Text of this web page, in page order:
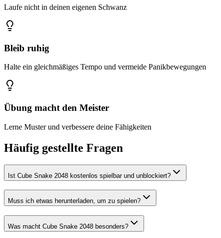
Laufe nicht in deinen eigenen Schwanz
Bleib ruhig
Halte ein gleichmäßiges Tempo und vermeide Panikbewegungen
Übung macht den Meister
Lerne Muster und verbessere deine Fähigkeiten
Häufig gestellte Fragen
Ist Cube Snake 2048 kostenlos spielbar und unblockiert?
Muss ich etwas herunterladen, um zu spielen?
Was macht Cube Snake 2048 besonders?